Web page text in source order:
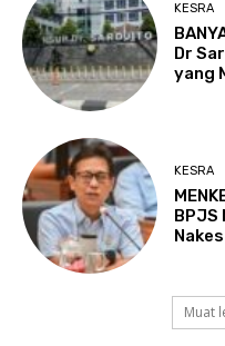
KESRA
Dr
yang
KESRA
Muat